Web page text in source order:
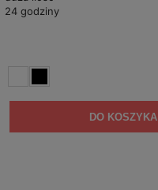
24 godziny
DO KOSZYKA